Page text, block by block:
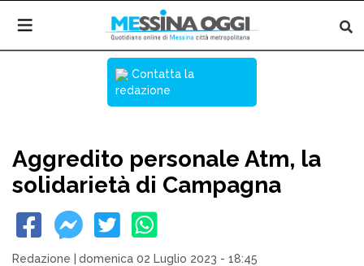
Contatta la
redazione
Aggredito personale Atm, la
solidarietà di Campagna
Redazione domenica 02 Luglio 2023 - 18:45